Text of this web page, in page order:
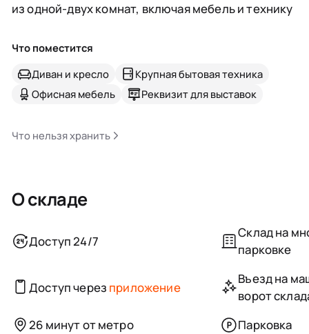
из одной-двух комнат, включая мебель и технику
Что поместится
Диван и кресло
Крупная бытовая техника
Офисная мебель
Реквизит для выставок
Что нельзя хранить
О складе
Доступ 24/7
Склад на
парковке
Доступ через приложение
Въезд на
ворот
26 минут от метро
Парковка